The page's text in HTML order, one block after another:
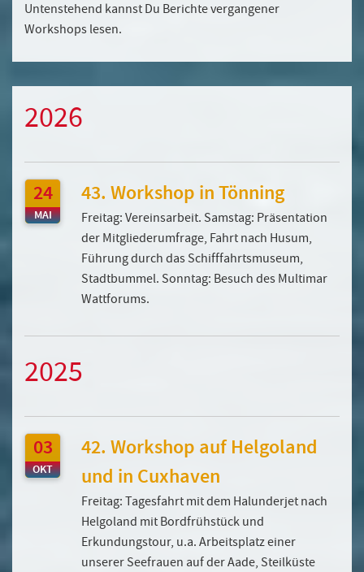
Untenstehend kannst Du Berichte vergangener
Workshops lesen.
2026
24
MAI
43. Workshop in Tönning
Freitag: Vereinsarbeit. Samstag: Präsentation
der Mitgliederumfrage, Fahrt nach Husum,
Führung durch das Schifffahrtsmuseum,
Stadtbummel. Sonntag: Besuch des Multimar
Wattforums.
2025
03
OKT
42. Workshop auf Helgoland
und in Cuxhaven
Freitag: Tagesfahrt mit dem Halunderjet nach
Helgoland mit Bordfrühstück und
Erkundungstour, u.a. Arbeitsplatz einer
unserer Seefrauen auf der Aade, Steilküste